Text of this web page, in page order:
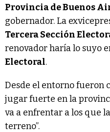
Provincia de Buenos
gobernador. La
Tercera Sección
renovador haría lo suyo
Electoral.
Desde el entorno fueron
jugar fuerte en la
va a enfrentar a los que
terreno”.